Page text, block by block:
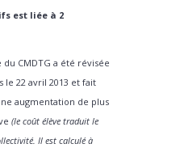
est liée à 2
CMDTG a été révisée
22 avril 2013 et fait
augmentation de plus
(le coût élève traduit le
Il est calculé à